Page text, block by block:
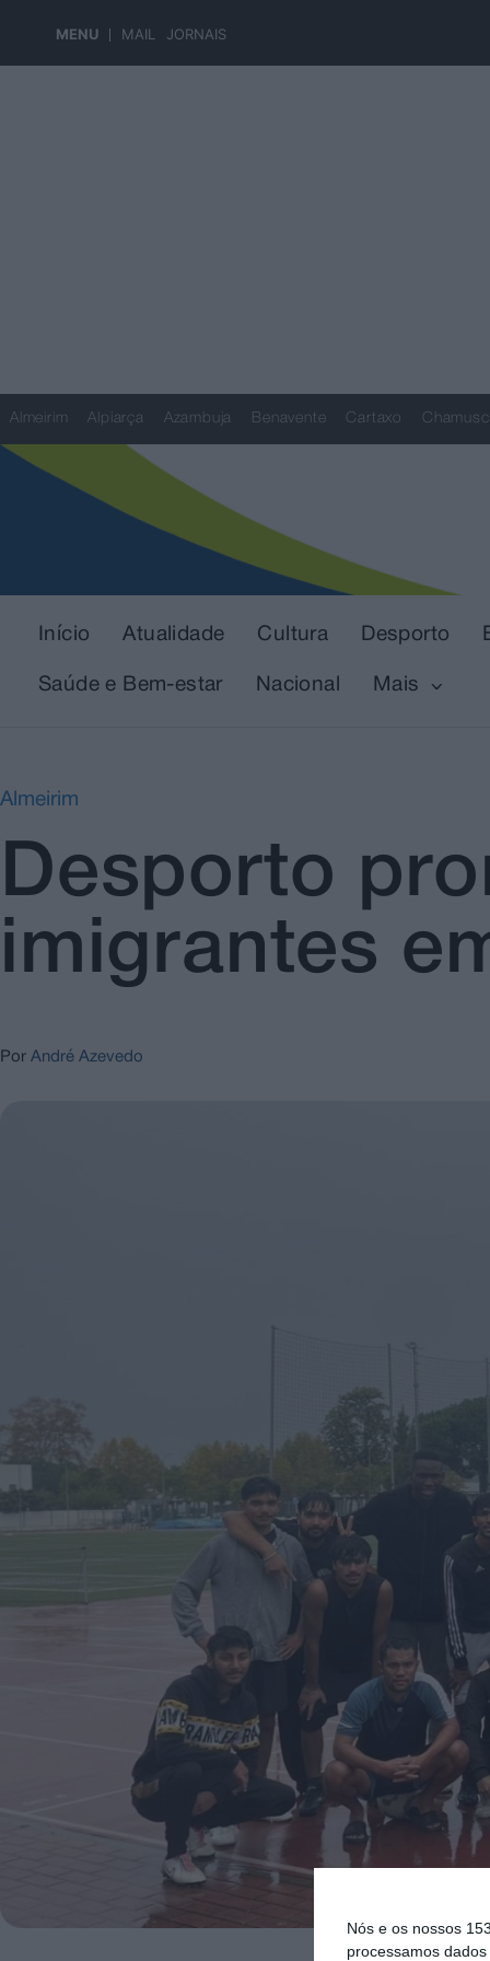
Nós e os nossos
processamos
MENU MAIL JORNAIS
Almeirim Alpiarça Azambuja Benavente Cartaxo
Início Atualidade Cultura Desporto
Saúde e Bem-estar Nacional Mais
Almeirim
Desporto
imigrantes
Por André Azevedo